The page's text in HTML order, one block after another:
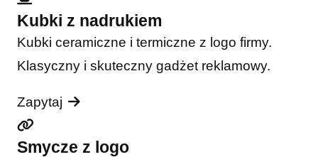
Kubki z nadrukiem
Kubki ceramiczne i termiczne z logo firmy.
Klasyczny i skuteczny gadżet reklamowy.
Zapytaj
Smycze z logo